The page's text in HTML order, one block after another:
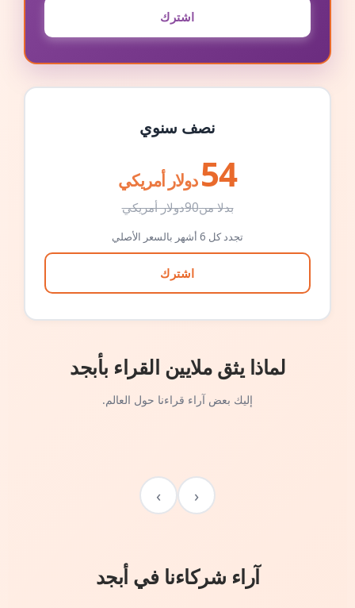
اشترك
نصف سنوي
54 دولار أمريكي
بدلا من90دولار أمريكي
تجدد كل 6 أشهر بالسعر الأصلي
اشترك
لماذا يثق ملايين القراء بأبجد
إليك بعض آراء قراءنا حول العالم.
‹
›
آراء شركاءنا في أبجد